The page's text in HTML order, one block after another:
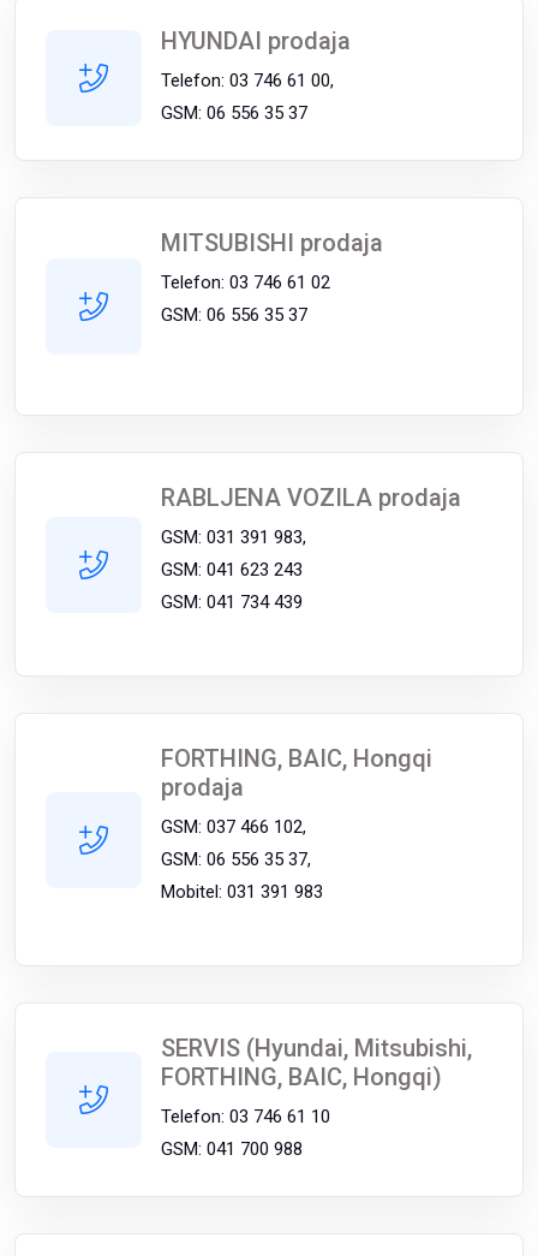
HYUNDAI prodaja
Telefon: 03 746 61 00,
GSM: 06 556 35 37
MITSUBISHI prodaja
Telefon: 03 746 61 02
GSM: 06 556 35 37
RABLJENA VOZILA prodaja
GSM: 031 391 983,
GSM: 041 623 243
GSM: 041 734 439
FORTHING, BAIC, Hongqi
prodaja
GSM: 037 466 102,
GSM: 06 556 35 37,
Mobitel: 031 391 983
SERVIS (Hyundai, Mitsubishi,
FORTHING, BAIC, Hongqi)
Telefon: 03 746 61 10
GSM: 041 700 988